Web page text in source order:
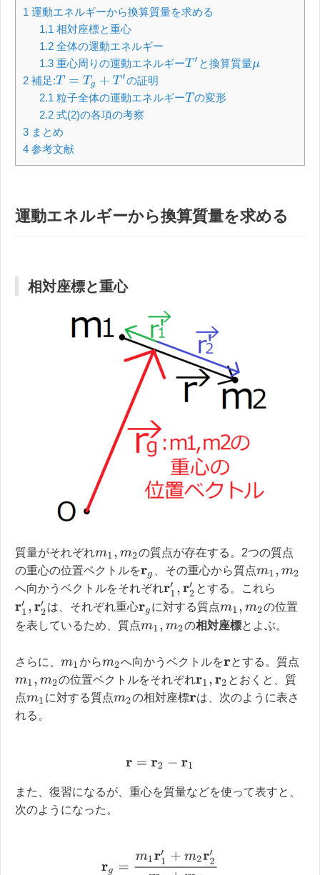
1 運動エネルギーから換算質量を求める
1.1相対座標と重心
1.2全体の運動エネルギー
1.3重心周りの運動エネルギーT′ と換算質量μ
2 補足:T= Tg +T′
の証明
2.1粒子全体の運動エネルギーT の変形
2.2式(2)の各項の考察
3 まとめ
4 参考文献
運動エネルギーから換算質量を求める
相対座標と重心
質量がそれぞれm1 m2
の質点が存在する。2つの質点
の重心の位置ベクトルをrg 、その重心から質点m1, m2
へ向かうベクトルをそれぞれr1 ,r 2′ とする。これら
r1 ,r 2′ は、それぞれ重心rg に対する質点m1 m2
の位置
を表しているため、質点m1 m2 の相対座標とよぶ。
さらに、 m1 からm2 へ向かうベクトルをr とする。質点
m1 m2 の位置ベクトルをそれぞれr1 r 2
とおくと、質
点m1 に対する質点m2 の相対座標r は、次のように表さ
れる。
r=r2− r1
また、復習になるが、重心を質量などを使って表すと、
次のようになった。
r1′+ m2 r2′m1+m2